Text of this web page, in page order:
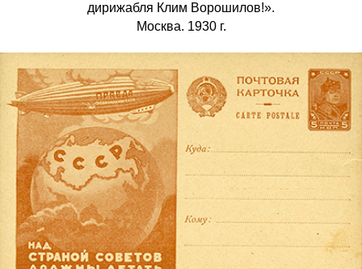
дирижабля Клим Ворошилов!».
Москва. 1930 г.